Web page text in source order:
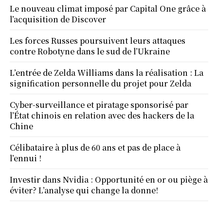
Le nouveau climat imposé par Capital One grâce à
l’acquisition de Discover
Les forces Russes poursuivent leurs attaques
contre Robotyne dans le sud de l’Ukraine
L’entrée de Zelda Williams dans la réalisation : La
signification personnelle du projet pour Zelda
Cyber-surveillance et piratage sponsorisé par
l’État chinois en relation avec des hackers de la
Chine
Célibataire à plus de 60 ans et pas de place à
l’ennui !
Investir dans Nvidia : Opportunité en or ou piège à
éviter? L’analyse qui change la donne!